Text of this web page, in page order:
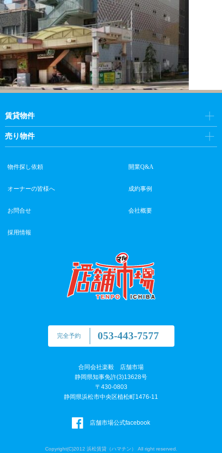
完全予約 053-443-7577
合同会社楽毅 店舗市場
静岡県知事免許(3)13628号
〒430-0803
静岡県浜松市中央区植松町1476-11
店舗市場公式facebook
賃貸物件
売り物件
物件探し依頼 開業Q&A
オーナーの皆様へ 成約事例
お問合せ 会社概要
採用情報
Copyright(C)2012 浜松賃貸（ハマチン） All right reserved.